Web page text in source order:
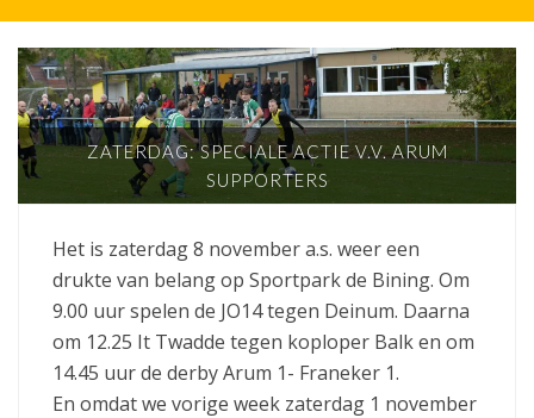
ZATERDAG: SPECIALE ACTIE V.V. ARUM
SUPPORTERS
Het is zaterdag 8 november a.s. weer een
drukte van belang op Sportpark de Bining. Om
9.00 uur spelen de JO14 tegen Deinum. Daarna
om 12.25 It Twadde tegen koploper Balk en om
14.45 uur de derby Arum 1- Franeker 1.
En omdat we vorige week zaterdag 1 november